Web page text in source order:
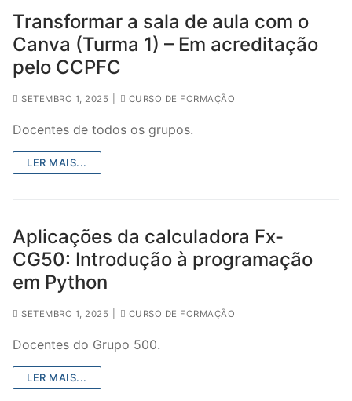
Transformar a sala de aula com o
Canva (Turma 1) – Em acreditação
pelo CCPFC
SETEMBRO 1, 2025 CURSO DE FORMAÇÃO
Docentes de todos os grupos.
LER MAIS...
Aplicações da calculadora Fx-
CG50: Introdução à programação
em Python
SETEMBRO 1, 2025 CURSO DE FORMAÇÃO
Docentes do Grupo 500.
LER MAIS...